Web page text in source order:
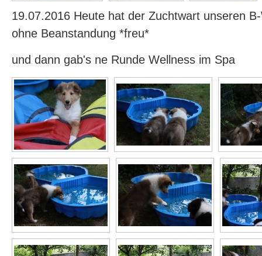
19.07.2016 Heute hat der Zuchtwart unseren
ohne Beanstandung *freu*
und dann gab's ne Runde Wellness im Spa